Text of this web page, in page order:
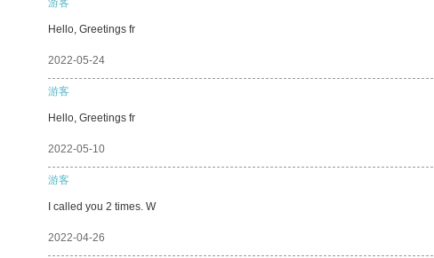
游客
Hello, Greetings fr
2022-05-24
游客
Hello, Greetings fr
2022-05-10
游客
I called you 2 times. W
2022-04-26